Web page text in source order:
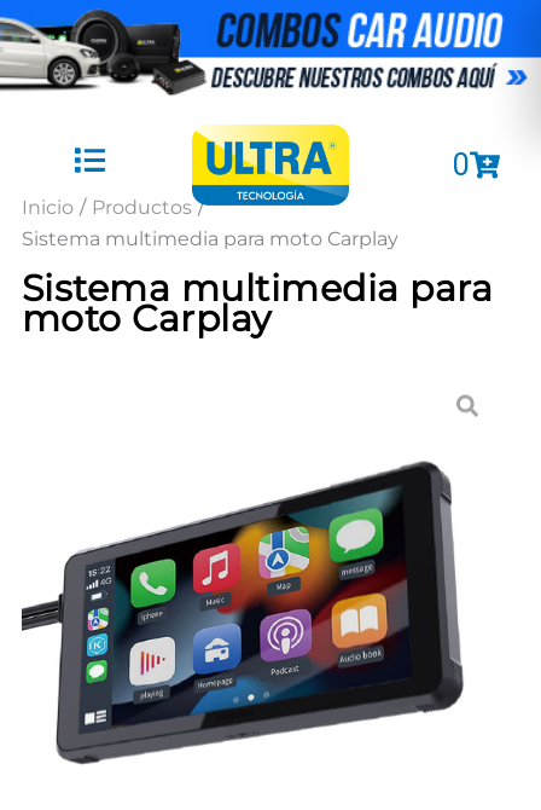
Ir
al
contenido
0
Cart
Inicio / Productos /
Sistema multimedia para moto Carplay
Sistema multimedia para
moto Carplay